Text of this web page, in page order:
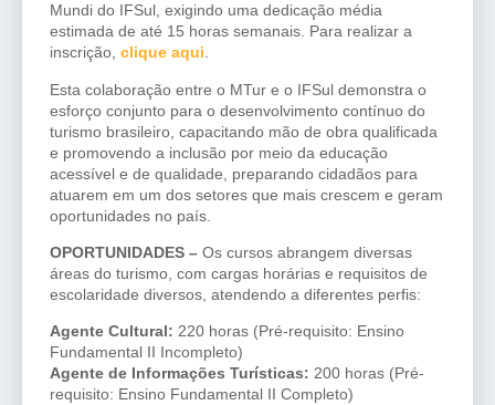
Mundi do IFSul, exigindo uma dedicação média
estimada de até 15 horas semanais. Para realizar a
inscrição, clique aqui.
Esta colaboração entre o MTur e o IFSul demonstra o
esforço conjunto para o desenvolvimento contínuo do
turismo brasileiro, capacitando mão de obra qualificada
e promovendo a inclusão por meio da educação
acessível e de qualidade, preparando cidadãos para
atuarem em um dos setores que mais crescem e geram
oportunidades no país.
OPORTUNIDADES – Os cursos abrangem diversas
áreas do turismo, com cargas horárias e requisitos de
escolaridade diversos, atendendo a diferentes perfis:
Agente Cultural: 220 horas (Pré-requisito: Ensino
Fundamental II Incompleto)
Agente de Informações Turísticas: 200 horas (Pré-
requisito: Ensino Fundamental II Completo)